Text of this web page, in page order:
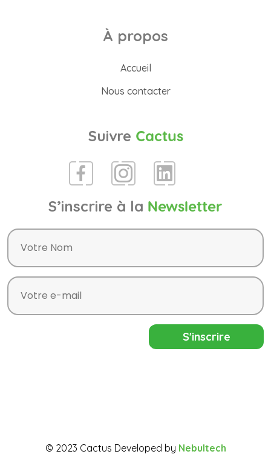
À propos
Accueil
Nous contacter
Suivre Cactus
S’inscrire à la Newsletter
© 2023 Cactus Developed by Nebultech